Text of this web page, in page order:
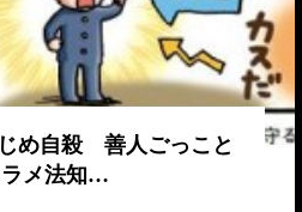
め自殺 善人ごっこと
メ法知…